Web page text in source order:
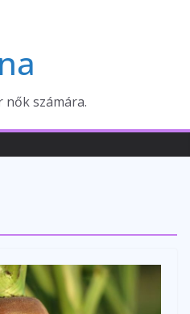
nők számára.